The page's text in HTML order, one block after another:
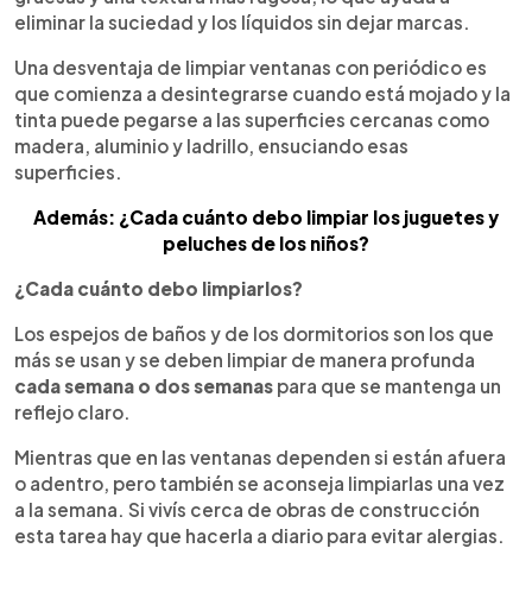
eliminar la suciedad y los líquidos sin dejar marcas.
Una desventaja de limpiar ventanas con periódico es
que comienza a desintegrarse cuando está mojado y la
tinta puede pegarse a las superficies cercanas como
madera, aluminio y ladrillo, ensuciando esas
superficies.
Además: ¿Cada cuánto debo limpiar los juguetes y
peluches de los niños?
¿Cada cuánto debo limpiarlos?
Los espejos de baños y de los dormitorios son los que
más se usan y se deben limpiar de manera profunda
cada semana o dos semanas para que se mantenga un
reflejo claro.
Mientras que en las ventanas dependen si están afuera
o adentro, pero también se aconseja limpiarlas una vez
a la semana. Si vivís cerca de obras de construcción
esta tarea hay que hacerla a diario para evitar alergias.